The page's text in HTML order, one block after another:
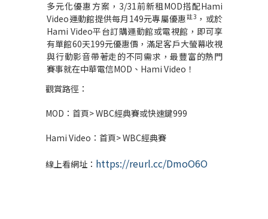
多元化優惠方案， 3/31前新租MOD搭配Hami
Video運動館提供每月 149元專屬優惠註3 ，或於
Hami Video平台訂購運動館或電視館，即可享
有單館60天199元優惠價，滿足客戶大螢幕收視
與行動影音帶著走的不同需求，最豐富的熱門
賽事就在中華電信MOD 、 Hami Video ！
觀賞路徑：
MOD ：首頁> WBC經典賽或快速鍵999
Hami Video ：首頁> WBC經典賽
線上看網址： https://reurl.cc/DmoO6O